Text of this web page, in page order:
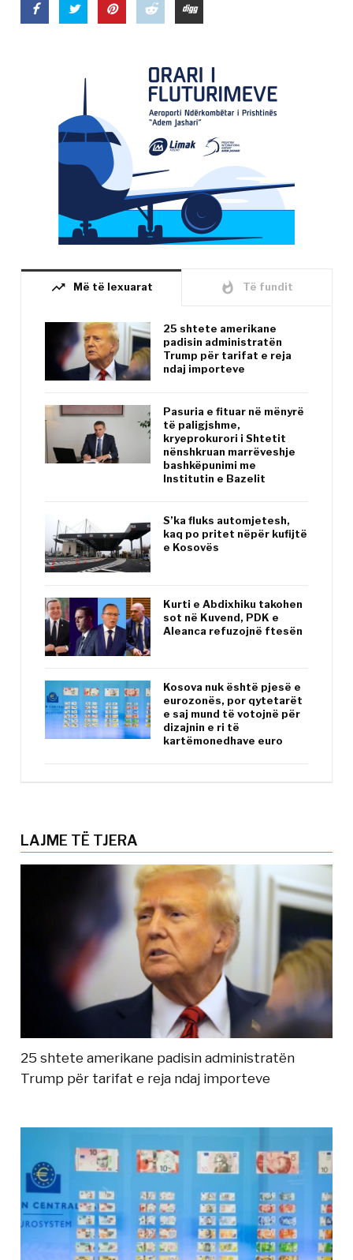
trending_up Më të lexuarat whatshot Të fundit
25 shtete amerikane
padisin administratën
Trump për tarifat e reja
ndaj importeve
Pasuria e fituar në mënyrë
të paligjshme,
kryeprokurori i Shtetit
nënshkruan marrëveshje
bashkëpunimi me
Institutin e Bazelit
S’ka fluks automjetesh,
kaq po pritet nëpër kufijtë
e Kosovës
Kurti e Abdixhiku takohen
sot në Kuvend, PDK e
Aleanca refuzojnë ftesën
Kosova nuk është pjesë e
eurozonës, por qytetarët
e saj mund të votojnë për
dizajnin e ri të
kartëmonedhave euro
LAJME TË TJERA
25 shtete amerikane padisin administratën
Trump për tarifat e reja ndaj importeve